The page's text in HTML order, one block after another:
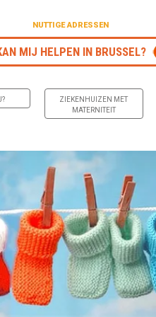
NUTTIGE ADRESSEN
MIJ HELPEN IN BRUSSEL?
ZIEKENHUIZEN MET
MATERNITEIT